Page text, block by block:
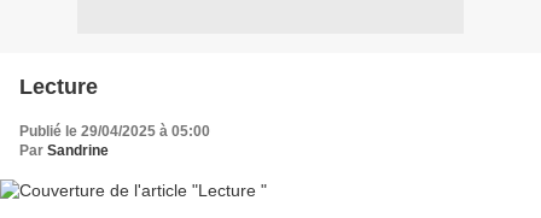
Lecture
Publié le 29/04/2025 à 05:00
Par Sandrine